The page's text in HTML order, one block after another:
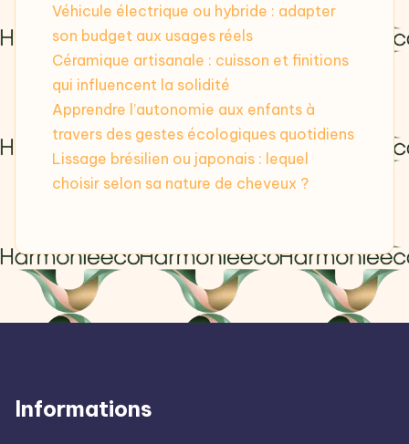
Véhicule électrique ou hybride : adapter
son budget aux usages réels
Céramique artisanale : cuisson et finitions
qui influencent la solidité
Apprendre l’autonomie aux enfants à
travers des gestes écologiques quotidiens
Lissage brésilien ou japonais : lequel
choisir selon sa nature de cheveux ?
Informations